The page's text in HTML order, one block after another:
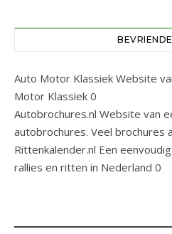
Auto Motor Klassiek Website
Motor Klassiek 0
Autobrochures.nl Website van
autobrochures. Veel brochures
Rittenkalender.nl Een
rallies en ritten in Nederland 0